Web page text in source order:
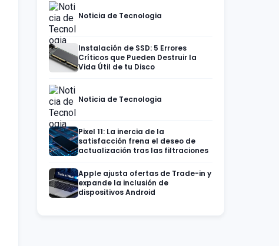
Noticia de Tecnologia
Instalación de SSD: 5 Errores
Críticos que Pueden Destruir la
Vida Útil de tu Disco
Noticia de Tecnologia
Pixel 11: La inercia de la
satisfacción frena el deseo de
actualización tras las filtraciones
Apple ajusta ofertas de Trade-in y
expande la inclusión de
dispositivos Android